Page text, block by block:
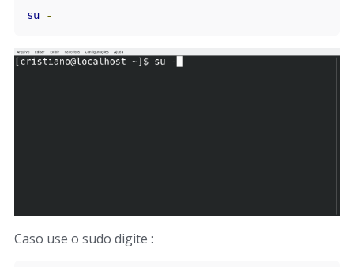
su -
Caso use o sudo digite :